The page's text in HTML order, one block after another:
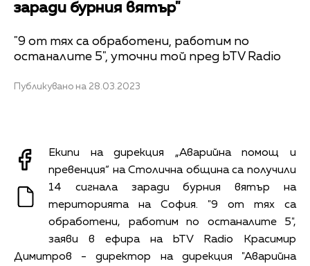
заради бурния вятър"
"9 от тях са обработени, работим по
останалите 5", уточни той пред bTV Radio
Публикувано на 28.03.2023
Екипи на дирекция „Аварийна помощ и
превенция“ на Столична община са получили
14 сигнала заради бурния вятър на
територията на София. "9 от тях са
обработени, работим по останалите 5",
заяви в ефира на bTV Radio Красимир
Димитров - директор на дирекция "Аварийна